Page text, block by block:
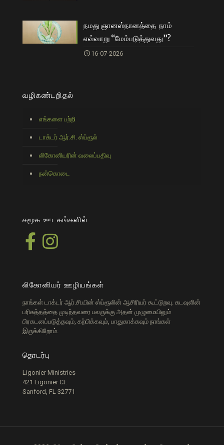
நமது ஞானஸ்நானத்தை நாம்
எவ்வாறு “மேம்படுத்துவது”?
16-07-2026
வழிகண்டறிதல்
எங்களை பற்றி
டாக்டர் ஆர்.சி. ஸ்ப்ரூல்
லிகோனியரின் வலைப்பதிவு
நன்கொடை
சமூக ஊடகங்களில்
லிகோனியர் ஊழியங்கள்
நாங்கள் டாக்டர் ஆர்.சி.யின் ஸ்ப்ரூலின் ஆசிரியர் கூட்டுறவு. கடவுளின்
பரிசுத்தத்தை முடிந்தவரை பலருக்கு அதன் முழுமையிலும்
பிரகடனப்படுத்தவும், கற்பிக்கவும், பாதுகாக்கவும் நாங்கள்
இருக்கிறோம்.
தொடர்பு
Ligonier Ministries
421 Ligonier Ct.
Sanford, FL 32771